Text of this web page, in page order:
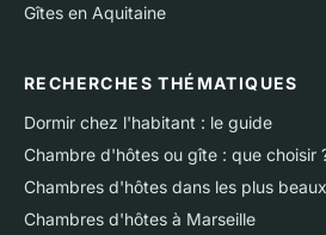
Gîtes en Aquitaine
RECHERCHES THÉMATIQUES
Dormir chez l'habitant : le guide
Chambre d'hôtes ou gîte : que choisir
Chambres d'hôtes dans les plus
Chambres d'hôtes à Marseille